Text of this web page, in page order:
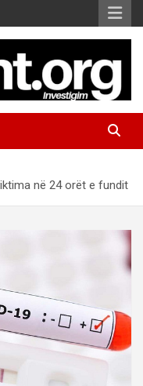
në 24 orët e fundit